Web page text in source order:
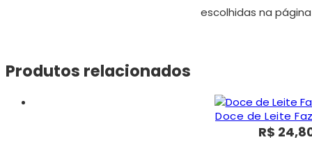
escolhidas na
Produtos relacionados
Doce de Leite
R$